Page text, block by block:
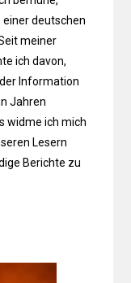
deutschen
meiner
ich davon,
Information
Jahren
widme ich mich
Lesern
Berichte zu